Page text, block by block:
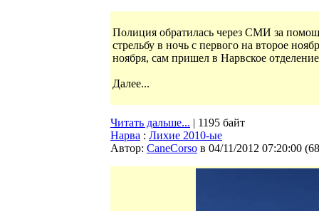
Полиция обратилась через СМИ за
стрельбу в ночь с первого на второе
ноября, сам пришел в Нарвское
Далее...
Читать дальше... | 1195 байт
Нарва : Лихие 2010-ые
Автор: CaneCorso в 04/11/2012 07:20:00 (